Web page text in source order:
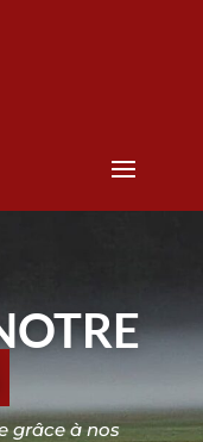
grâce à nos